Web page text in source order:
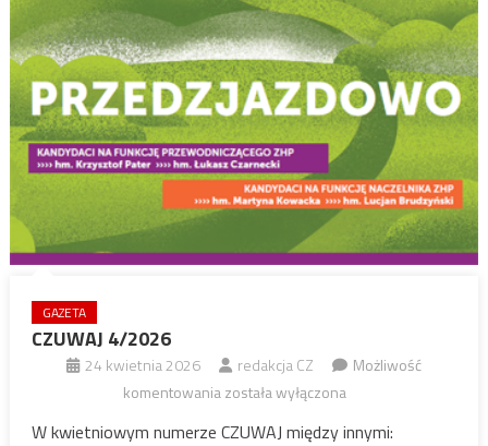
GAZETA
CZUWAJ 4/2026
24 kwietnia 2026 redakcja CZ
Możliwość
komentowaniaCZUWAJ
została wyłączona
W kwietniowym numerze CZUWAJ między innymi: